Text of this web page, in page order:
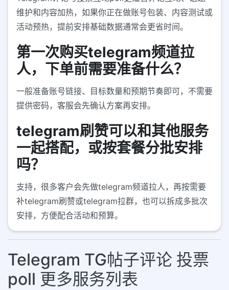
维护和内容加热，如果你正在做账号包装、内容测试或
活动预热，提前安排基础数据通常会更省时间。
第一次购买telegram频道拉
人，下单前需要准备什么？
一般准备账号链接、目标数量和预期节奏即可，不需要
提供密码，客服会先确认方案再安排。
telegram刷赞可以和其他服务
一起搭配，或按套餐分批安排
吗？
支持，很多客户会先做telegram频道拉人，再按需要
补telegram刷赞或telegram拉群，也可以拆成多批次
安排，方便配合活动和预算。
Telegram TG帖子评论 投票
poll 更多服务列表